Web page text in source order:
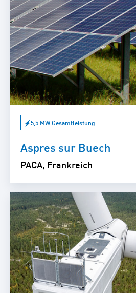
5,5 MW Gesamtleistung
Aspres sur Buech
PACA, Frankreich